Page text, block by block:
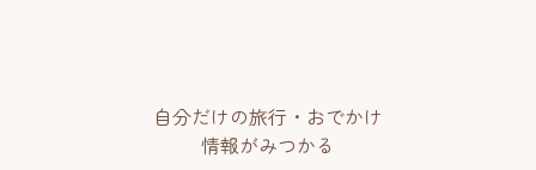
自分だけの旅行・おでかけ
情報がみつかる